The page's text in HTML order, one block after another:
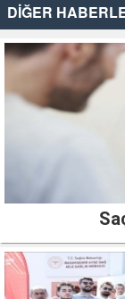
DİĞER